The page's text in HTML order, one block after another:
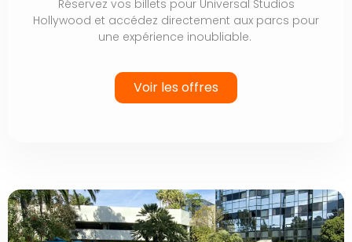
Réservez vos billets pour Universal Studios
Hollywood et accédez directement aux parcs pour
une expérience inoubliable.
Voir les offres